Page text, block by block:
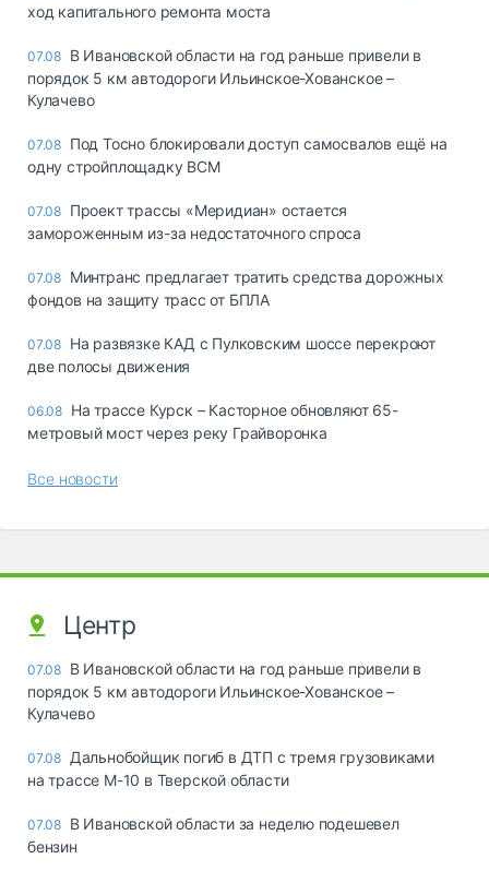
ход капитального ремонта моста
07.08 В Ивановской области на год раньше привели в
порядок 5 км автодороги Ильинское-Хованское –
Кулачево
07.08 Под Тосно блокировали доступ самосвалов ещё на
одну стройплощадку ВСМ
07.08 Проект трассы «Меридиан» остается
замороженным из-за недостаточного спроса
07.08 Минтранс предлагает тратить средства дорожных
фондов на защиту трасс от БПЛА
07.08 На развязке КАД с Пулковским шоссе перекроют
две полосы движения
06.08 На трассе Курск – Касторное обновляют 65-
метровый мост через реку Грайворонка
Все новости
Центр
07.08 В Ивановской области на год раньше привели в
порядок 5 км автодороги Ильинское-Хованское –
Кулачево
07.08 Дальнобойщик погиб в ДТП с тремя грузовиками
на трассе М-10 в Тверской области
07.08 В Ивановской области за неделю подешевел
бензин